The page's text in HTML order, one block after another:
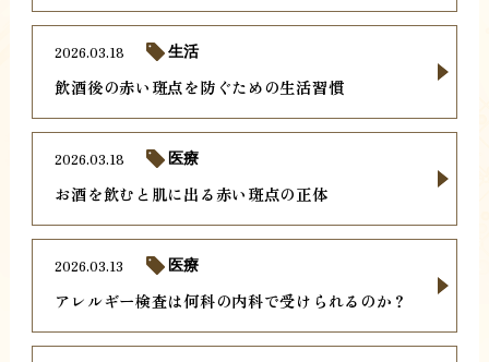
飲酒後の赤い斑点を防ぐための生活習慣
2026.03.18 生活
お酒を飲むと肌に出る赤い斑点の正体
2026.03.18 医療
アレルギー検査は何科の内科で受けられるのか？
2026.03.13 医療